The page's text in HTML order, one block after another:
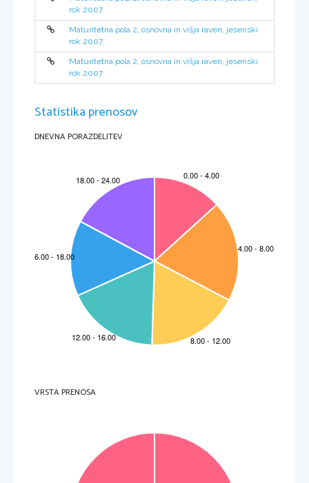
1.  Dans quel océan se trouvent les Açores?
      ______________________________________________________________________________
2.  De combien d'îles l'archipel des Açores est-il composé?
      ______________________________________________________________________________
3.  Que trouve-t-on au fond des anciens volcans?
      ______________________________________________________________________________
4.  Comment peut-on qualifier le climat des Açores?
      ______________________________________________________________________________
5.  Que recommande-t-on de visiter dans l'archipel?
      ______________________________________________________________________________
6.  Quelle ville nous recommande-t-on de
      ______________________________________________________________________________
7.  À combien s'élève le prix minimum d'un séjour d'une semaine aux Açores?
rok 2007
Maturitetna pola 2, osnovna in višja raven, jesenski
rok 2007
Maturitetna pola 2, osnovna in višja raven, jesenski
rok 2007
Statistika prenosov
DNEVNA PORAZDELITEV
VRSTA PRENOSA